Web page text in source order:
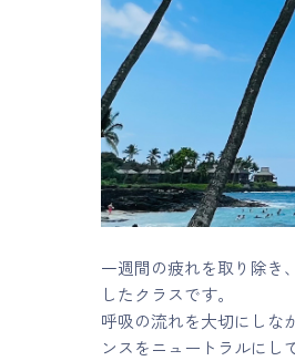
かわる表示
一週間の疲れを取り除き
したクラスです。
呼吸の流れを大切にしな
ンスをニュートラルにし